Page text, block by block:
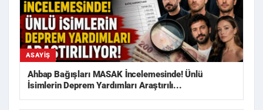
ASAYIŞ
Ahbap Bağışları MASAK İncelemesinde! Ünlü
İsimlerin Deprem Yardımları Araştırılı...